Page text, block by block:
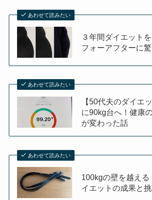
あわせて読みたい
３年間ダイエット
フォーアフターに
あわせて読みたい
【50代夫のダイエ
に90kg台へ！健康
が変わった話
あわせて読みたい
100kgの壁を越え
イエットの成果と